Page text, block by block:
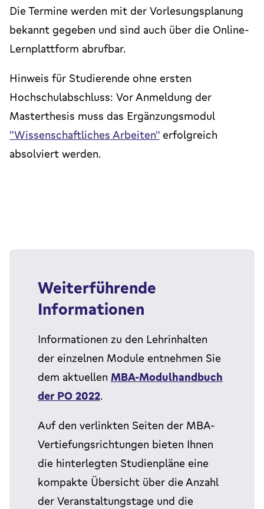
Die Termine werden mit der Vorlesungsplanung
bekannt gegeben und sind auch über die Online-
Lernplattform abrufbar.
Hinweis für Studierende ohne ersten
Hochschulabschluss: Vor Anmeldung der
Masterthesis muss das Ergänzungsmodul
"Wissenschaftliches Arbeiten" erfolgreich
absolviert werden.
Weiterführende
Informationen
Informationen zu den Lehrinhalten
der einzelnen Module entnehmen Sie
dem aktuellen MBA-Modulhandbuch
der PO 2022.
Auf den verlinkten Seiten der MBA-
Vertiefungsrichtungen bieten Ihnen
die hinterlegten Studienpläne eine
kompakte Übersicht über die Anzahl
der Veranstaltungstage und die